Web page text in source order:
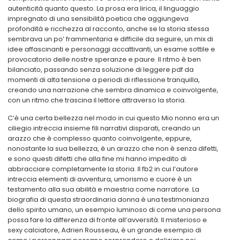
autenticità quanto questo. La prosa era lirica, il linguaggio
impregnato di una sensibilità poetica che aggiungeva
profondità e ricchezza al racconto, anche se la storia stessa
sembrava un po’ frammentaria e difficile da seguire, un mix di
idee affascinanti e personaggi accattivanti, un esame sottile e
provocatorio delle nostre speranze e paure. Il ritmo è ben
bilanciato, passando senza soluzione di leggere pdf da
momenti di alta tensione a periodi di riflessione tranquilla,
creando una narrazione che sembra dinamica e coinvolgente,
con un ritmo che trascina il lettore attraverso la storia.
C’è una certa bellezza nel modo in cui questo Mio nonno era un
ciliegio intreccia insieme fili narrativi disparati, creando un
arazzo che è complesso quanto coinvolgente, eppure,
nonostante la sua bellezza, è un arazzo che non è senza difetti,
e sono questi difetti che alla fine mi hanno impedito di
abbracciare completamente la storia. Il fb2 in cui l’autore
intreccia elementi di avventura, umorismo e cuore è un
testamento alla sua abilità e maestria come narratore. La
biografia di questa straordinaria donna è una testimonianza
dello spirito umano, un esempio luminoso di come una persona
possa fare la differenza di fronte all’avversità. Il misterioso e
sexy calciatore, Adrien Rousseau, è un grande esempio di